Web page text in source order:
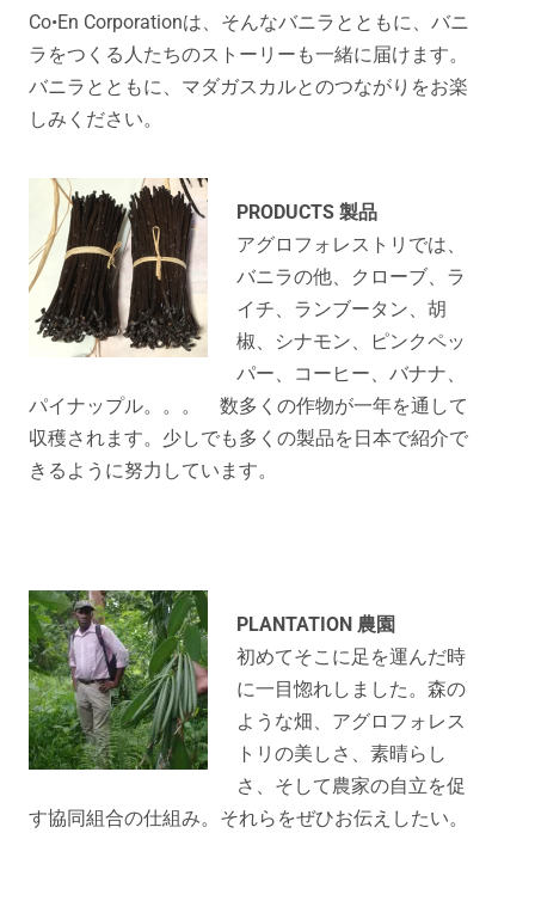
Co•En Corporationは、そんなバニラとともに、バニ
ラをつくる人たちのストーリーも一緒に届けます。
バニラとともに、マダガスカルとのつながりをお楽
しみください。
PRODUCTS 製品
アグロフォレストリでは、
バニラの他、クローブ、ラ
イチ、ランブータン、胡
椒、シナモン、ピンクペッ
パー、コーヒー、バナナ、
パイナップル。。。 数多くの作物が一年を通して
収穫されます。少しでも多くの製品を日本で紹介で
きるように努力しています。
PLANTATION 農園
初めてそこに足を運んだ時
に一目惚れしました。森の
ような畑、アグロフォレス
トリの美しさ、素晴らし
さ、そして農家の自立を促
す協同組合の仕組み。それらをぜひお伝えしたい。